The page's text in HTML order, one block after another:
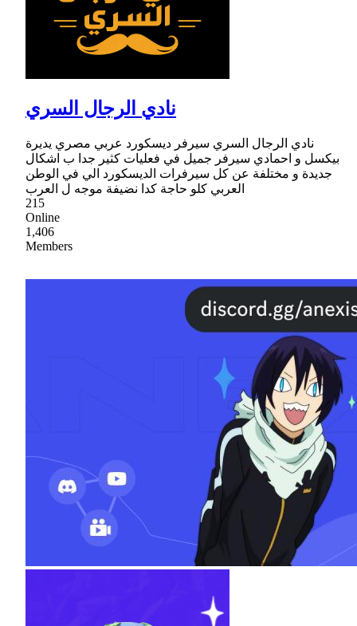
نادي الرجال السري
نادي الرجال السري سيرفر ديسكورد عربي مصري يديرة
بيكسل و احمادي سيرفر جميل في فعليات كثير جدا ب اشكال
جديدة و مختلفة عن كل سيرفرات الديسكورد الي في الوطن
العربي كلو حاجة كدا نضيفة موجه ل العرب
215
Online
1,406
Members